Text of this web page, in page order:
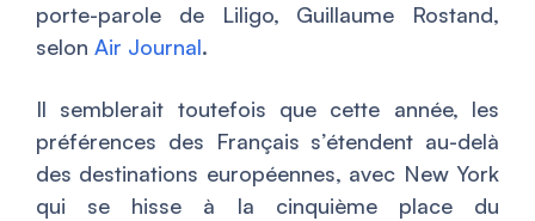
porte-parole de Liligo, Guillaume Rostand,
selon Air Journal.
Il semblerait toutefois que cette année, les
préférences des Français s’étendent au-delà
des destinations européennes, avec New York
qui se hisse à la cinquième place du